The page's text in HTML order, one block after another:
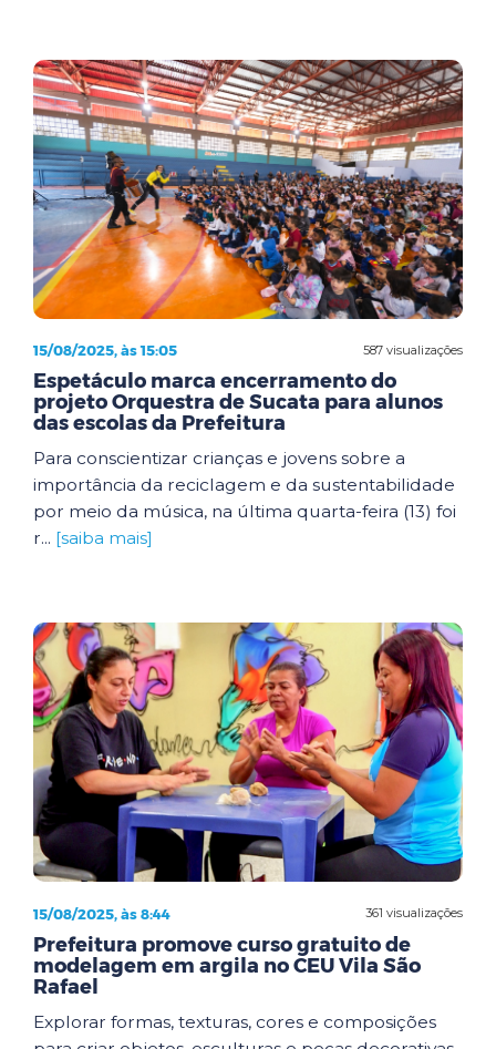
587 visualizações
15/08/2025, às 15:05
Espetáculo marca encerramento do
projeto Orquestra de Sucata para alunos
das escolas da Prefeitura
Para conscientizar crianças e jovens sobre a
importância da reciclagem e da sustentabilidade
por meio da música, na última quarta-feira (13) foi
r... [saiba mais]
361 visualizações
15/08/2025, às 8:44
Prefeitura promove curso gratuito de
modelagem em argila no CEU Vila São
Rafael
Explorar formas, texturas, cores e composições